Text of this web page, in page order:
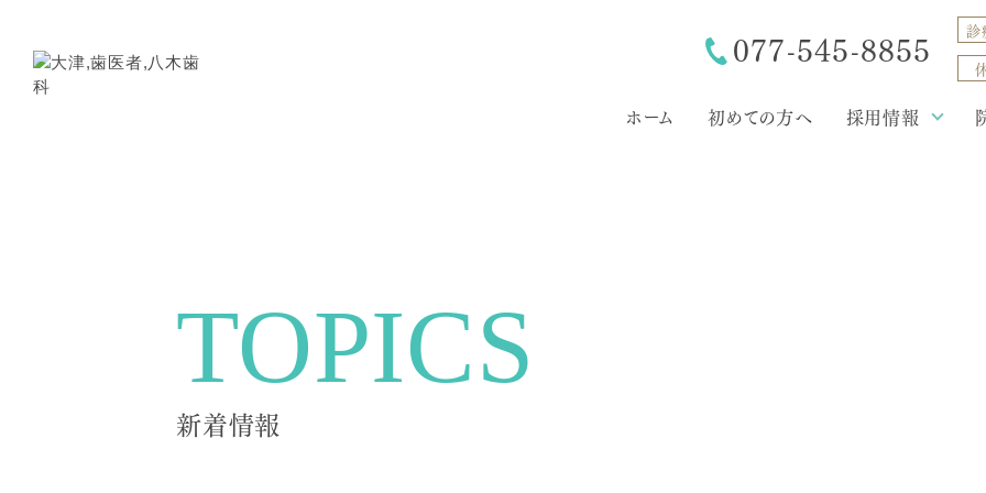
077-545-8855
診
ホーム 初めての方へ 採用情報
TOPICS
新着情報